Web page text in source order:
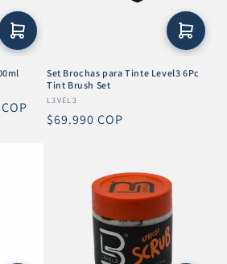
Set Brochas para Tinte Level3 6Pc
Tint Brush Set
Proveedor:
L3VEL3
Precio
$69.990 COP